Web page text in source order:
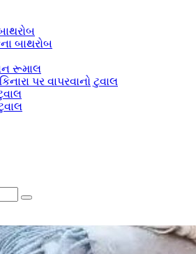
બાથરોબ
રૂમાલ
પર વાપરવાનો ટુવાલ